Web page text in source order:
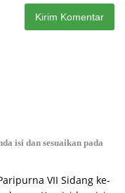
isi dan sesuaikan pada